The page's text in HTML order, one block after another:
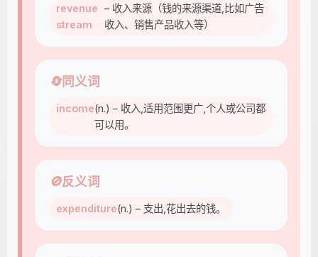
revenue
stream
– 收入来源（钱的来源渠道,比如广告
收入、销售产品收入等）
🔄同义词
income(n.) – 收入,适用范围更广,个人或公司都
可以用。
🚫反义词
expenditure(n.) – 支出,花出去的钱。